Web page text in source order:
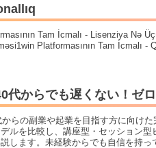
Tam İcmalı - Lisenziya Nə
Platformasının Tam İcmalı -
代からでも遅くない！ゼ
からの副業や起業を目指す方に向け
ルを比較し、講座型・セッション
します。未経験からでも自信を持っ